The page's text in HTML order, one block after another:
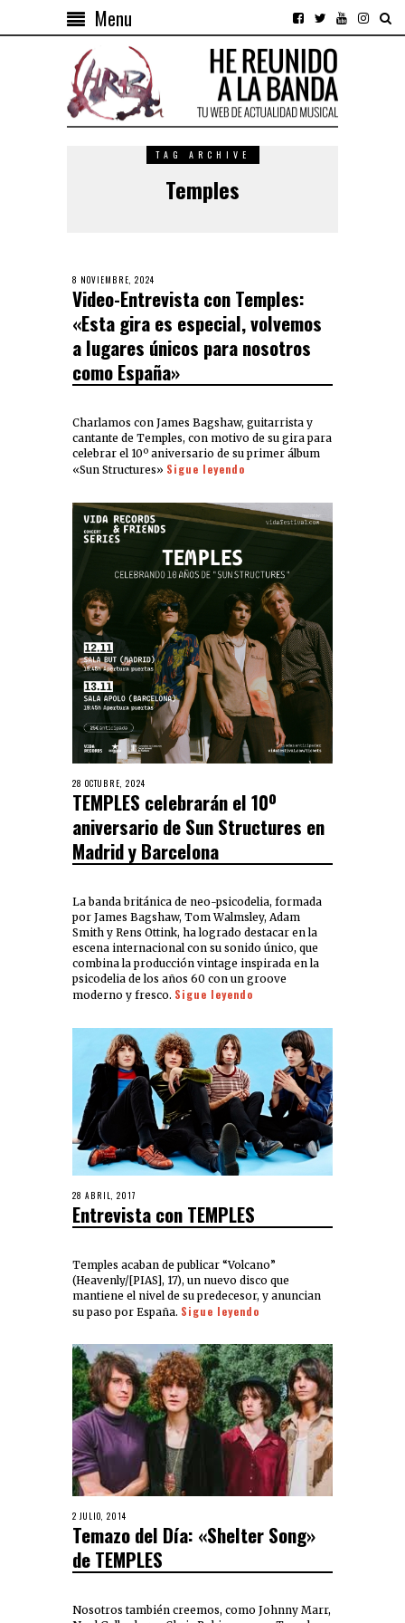
Menu
TAG ARCHIVE
Temples
8 NOVIEMBRE, 2024
Video-Entrevista con Temples:
«Esta gira es especial, volvemos
a lugares únicos para nosotros
como España»
Charlamos con James Bagshaw, guitarrista y
cantante de Temples, con motivo de su gira para
celebrar el 10º aniversario de su primer álbum
«Sun Structures» Sigue leyendo
28 OCTUBRE, 2024
TEMPLES celebrarán el 10º
aniversario de Sun Structures en
Madrid y Barcelona
La banda británica de neo-psicodelia, formada
por James Bagshaw, Tom Walmsley, Adam
Smith y Rens Ottink, ha logrado destacar en la
escena internacional con su sonido único, que
combina la producción vintage inspirada en la
psicodelia de los años 60 con un groove
moderno y fresco. Sigue leyendo
28 ABRIL, 2017
Entrevista con TEMPLES
Temples acaban de publicar “Volcano”
(Heavenly/[PIAS], 17), un nuevo disco que
mantiene el nivel de su predecesor, y anuncian
su paso por España. Sigue leyendo
2 JULIO, 2014
Temazo del Día: «Shelter Song»
de TEMPLES
Nosotros también creemos, como Johnny Marr,